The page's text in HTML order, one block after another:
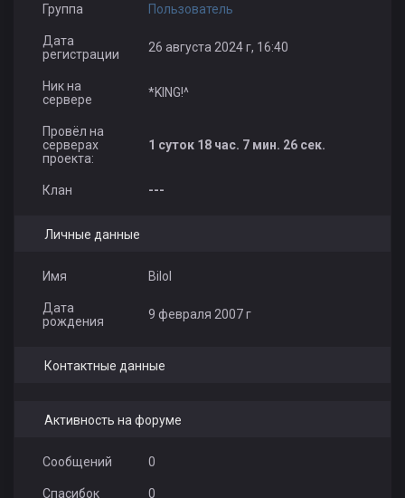
Группа Пользователь
Дата
регистрации
26 августа 2024 г, 16:40
Ник на
сервере
*KING!^
Провёл на
серверах
проекта:
1 суток 18 час. 7 мин. 26 сек.
Клан ---
Личные данные
Имя Bilol
Дата
рождения
9 февраля 2007 г
Контактные данные
Активность на форуме
Сообщений 0
Спасибок 0